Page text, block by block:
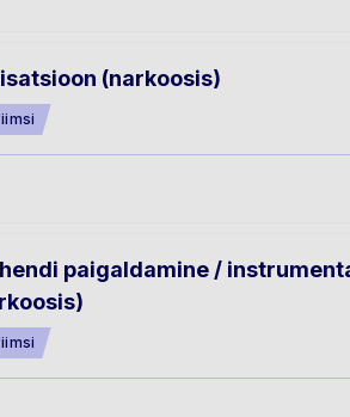
(narkoosis)
paigaldamine /